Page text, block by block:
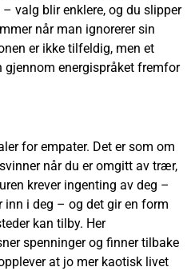
valg blir enklere, og du slipper
når man ignorerer sin
er ikke tilfeldig, men et
gjennom energispråket fremfor
for empater. Det er som om
når du er omgitt av trær,
krever ingenting av deg –
inn i deg – og det gir en form
kan tilby. Her
spenninger og finner tilbake
at jo mer kaotisk livet